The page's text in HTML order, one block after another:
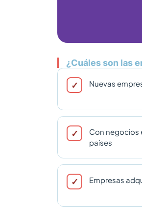
¿Cuáles son las
Nuevas
Con negocios
países
Empresas